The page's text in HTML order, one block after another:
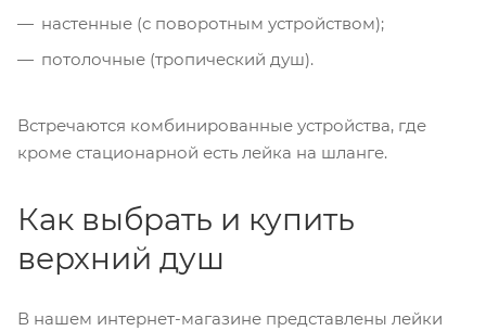
настенные (с поворотным устройством);
потолочные (тропический душ).
Встречаются комбинированные устройства, где
кроме стационарной есть лейка на шланге.
Как выбрать и купить
верхний душ
В нашем интернет-магазине представлены лейки